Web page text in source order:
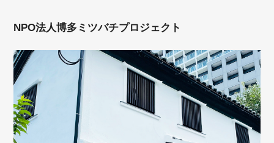
NPO法人博多ミツバチプロジェクト